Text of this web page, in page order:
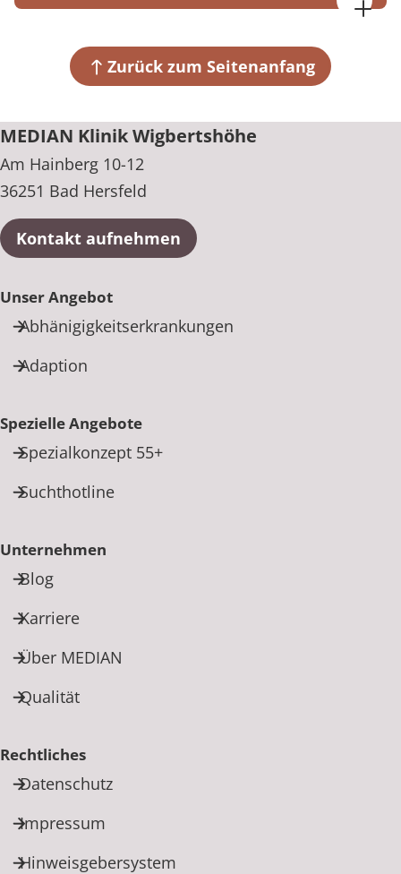
36251 Bad HersfeldZurück zum Seitenanfang
MEDIAN Klinik Wigbertshöhe
Am Hainberg 10-12
36251 Bad Hersfeld
Kontakt aufnehmen
Unser Angebot
Abhänigigkeitserkrankungen
Adaption
Spezielle Angebote
Spezialkonzept 55+
Suchthotline
Unternehmen
Blog
Karriere
Über MEDIAN
Qualität
Rechtliches
Datenschutz
Impressum
Hinweisgebersystem